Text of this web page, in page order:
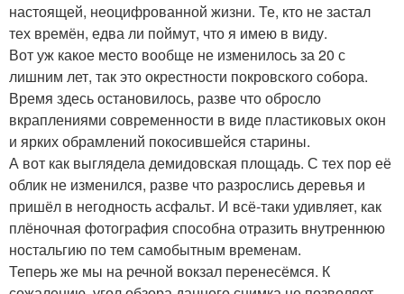
настоящей, неоцифрованной жизни. Те, кто не застал
тех времён, едва ли поймут, что я имею в виду.
Вот уж какое место вообще не изменилось за 20 с
лишним лет, так это окрестности покровского собора.
Время здесь остановилось, разве что обросло
вкраплениями современности в виде пластиковых окон
и ярких обрамлений покосившейся старины.
А вот как выглядела демидовская площадь. С тех пор её
облик не изменился, разве что разрослись деревья и
пришёл в негодность асфальт. И всё-таки удивляет, как
плёночная фотография способна отразить внутреннюю
ностальгию по тем самобытным временам.
Теперь же мы на речной вокзал перенесёмся. К